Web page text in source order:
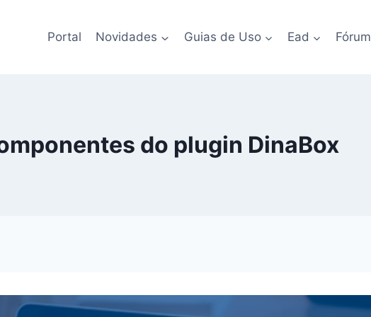
Portal Novidades Guias de Uso Ead Fórum
do plugin DinaBox